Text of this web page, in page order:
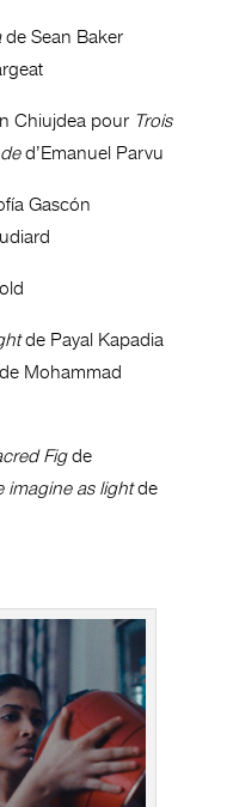
de Sean Baker
Chiujdea pour Trois
d’Emanuel Parvu
Gascón
de Payal Kapadia
de Mohammad
Figde
imagine as lightde